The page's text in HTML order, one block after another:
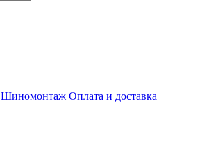
Шиномонтаж Оплата и доставка